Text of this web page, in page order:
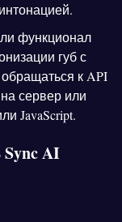
функционал
губ с
к API
сервер или
JavaScript.
AI